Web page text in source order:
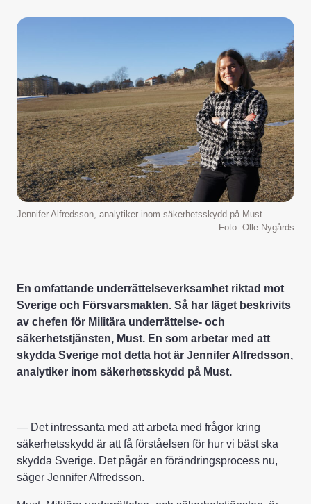
Jennifer Alfredsson, analytiker inom säkerhetsskydd på Must.
Foto: Olle Nygårds
En omfattande underrättelseverksamhet riktad mot
Sverige och Försvarsmakten. Så har läget beskrivits
av chefen för Militära underrättelse- och
säkerhetstjänsten, Must. En som arbetar med att
skydda Sverige mot detta hot är Jennifer Alfredsson,
analytiker inom säkerhetsskydd på Must.
— Det intressanta med att arbeta med frågor kring
säkerhetsskydd är att få förståelsen för hur vi bäst ska
skydda Sverige. Det pågår en förändringsprocess nu,
säger Jennifer Alfredsson.